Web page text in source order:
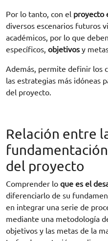
Por lo tanto, con el proyecto
diversos escenarios futuros
académicos, por lo que
específicos, objetivos y
Además, permite definir los
las estrategias más idóneas
del proyecto.
Relación entre
del proyecto
Comprender lo que es el
diferenciarlo de su
en integrar una serie de
mediante una metodología
objetivos y las metas de la